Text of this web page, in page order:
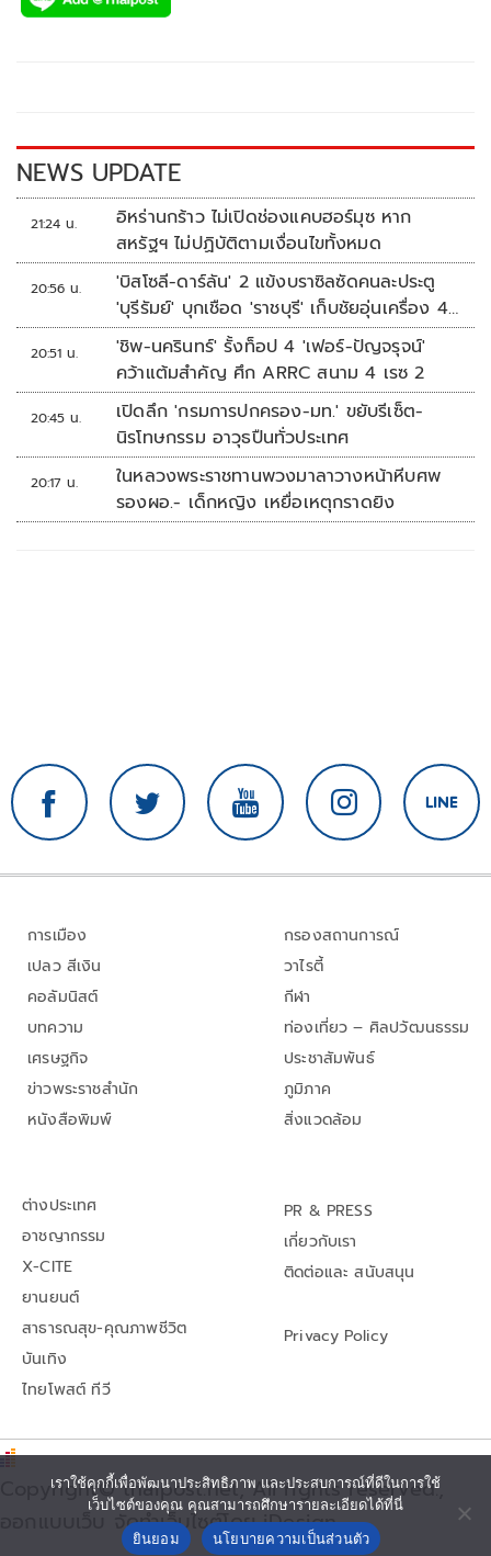
e
k
tt p
k
NEWS UPDATE
21:24 น.
อิหร่านกร้าว ไม่เปิดช่องแคบฮอร์มุซ หาก
สหรัฐฯ ไม่ปฏิบัติตามเงื่อนไขทั้งหมด
20:56 น.
'บิสโซลี-ดาร์ลัน' 2 แข้งบราซิลซัดคนละประตู
'บุรีรัมย์' บุกเชือด 'ราชบุรี' เก็บชัยอุ่นเครื่อง 4
นัดรวด
20:51 น.
'ชิพ-นครินทร์' รั้งท็อป 4 'เฟอร์-ปัญจรุจน์'
คว้าแต้มสำคัญ ศึก ARRC สนาม 4 เรซ 2
20:45 น.
เปิดลึก 'กรมการปกครอง-มท.' ขยับรีเซ็ต-
นิรโทษกรรม อาวุธปืนทั่วประเทศ
20:17 น.
ในหลวงพระราชทานพวงมาลาวางหน้าหีบศพ
รองผอ.- เด็กหญิง เหยื่อเหตุกราดยิง
การเมือง
เปลว สีเงิน
คอลัมนิสต์
บทความ
เศรษฐกิจ
ข่าวพระราชสำนัก
หนังสือพิมพ์
กรองสถานการณ์
วาไรตี้
กีฬา
ท่องเที่ยว – ศิลปวัฒนธรรม
ประชาสัมพันธ์
ภูมิภาค
สิ่งแวดล้อม
ต่างประเทศ
อาชญากรรม
X-CITE
ยานยนต์
สาธารณสุข-คุณภาพชีวิต
บันเทิง
ไทยโพสต์ ทีวี
PR & PRESS
เกี่ยวกับเรา
ติดต่อและ สนับสนุน
Privacy Policy
Copyright© thaipost.net, All rights reserved.,
ออกแบบเว็บ จัดทำเว็บไซต์โดย iDesign
เราใช้คุกกี้เพื่อพัฒนาประสิทธิภาพ และประสบการณ์ที่ดีในการใช้
เว็บไซต์ของคุณ คุณสามารถศึกษารายละเอียดได้ที่นี่
ยินยอม
นโยบายความเป็นส่วนตัว